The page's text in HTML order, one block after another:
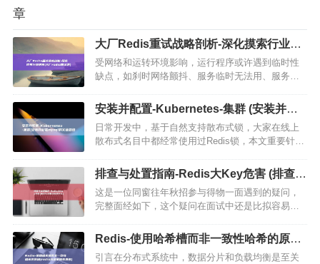
章
大厂Redis重试战略剖析-深化摸索行业通
常 (大厂redis面试题)
受网络和运转环境影响，运行程序或许遇到临时性
缺点，如刹时网络颤抖、服务临时无法用、服务忙
点，保证操作成功口头，1引发临时性缺点的要素
1.1缺点触发了高可用机制…
安装并配置-Kubernetes-集群 (安装并配
置mysql的实验总结)
日常开发中，基于自然支持散布式锁，大家在线上
散布式名目中都经常使用过Redis锁，本文重要针对
析，本文解说示例代码都在https，.com，
wayn111，…
排查与处置指南-Redis大Key危害 (排查与
处置指的是什么)
这是一位同窗往年秋招参与得物一面遇到的疑问，
完整面经如下，这个疑问在面试中还是比拟容易遇
通常状况下，问了bigkey，大Key，还会继续问
hotkey，热K…
Redis-使用哈希槽而非一致性哈希的原因
(redis淘汰策略有哪些)
引言在分布式系统中，数据分片和负载均衡是至关